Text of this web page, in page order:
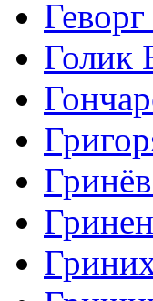
Голик